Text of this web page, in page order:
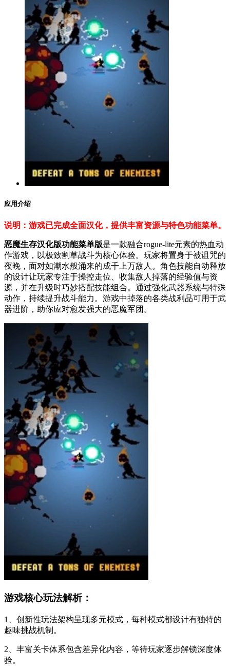
应用介绍
说明：游戏已完成全面汉化，提供丰富资源与特色功能菜单。
恶魔生存汉化版功能菜单版是一款融合rogue-lite元素的热血动
作游戏，以极致割草战斗为核心体验。玩家将置身于被诅咒的
夜晚，面对如潮水般涌来的成千上万敌人。角色技能自动释放
的设计让玩家专注于操控走位、收集敌人掉落的经验值与资
源，并在升级时巧妙搭配技能组合。通过强化武器系统与特殊
动作，持续提升战斗能力。游戏中掉落的各类战利品可用于武
器进阶，助你应对愈发强大的恶魔军团。
游戏核心玩法解析：
1、创新性玩法架构呈现多元模式，每种模式都设计有独特的
趣味挑战机制。
2、丰富关卡体系包含差异化内容，等待玩家逐步解锁深度体
验。